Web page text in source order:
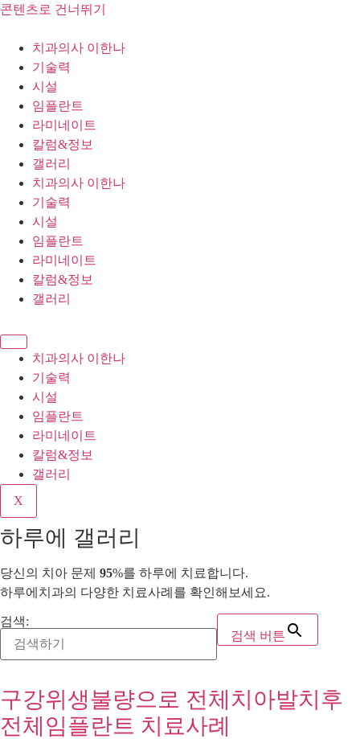
콘텐츠로 건너뛰기
치과의사 이한나
기술력
시설
임플란트
라미네이트
칼럼&정보
갤러리
치과의사 이한나
기술력
시설
임플란트
라미네이트
칼럼&정보
갤러리
치과의사 이한나
기술력
시설
임플란트
라미네이트
칼럼&정보
갤러리
X
하루에 갤러리
당신의 치아 문제 95%를 하루에 치료합니다.
하루에치과의 다양한 치료사례를 확인해보세요.
검색:
검색 버튼
구강위생불량으로 전체치아발치후
전체임플란트 치료사례